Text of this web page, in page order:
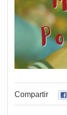
Compartir